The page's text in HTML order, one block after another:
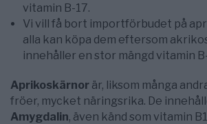
vitamin B-17.
Vi vill få bort importförbudet på
alla kan köpa dem eftersom
innehåller en stor mängd vitamin
Aprikoskärnor är, liksom många
fröer, mycket näringsrika. De
Amygdalin, även känd som vitamin